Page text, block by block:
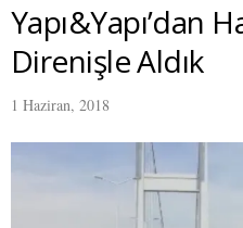
Yapı&Yapı’dan
Direnişle Aldık
1 Haziran, 2018